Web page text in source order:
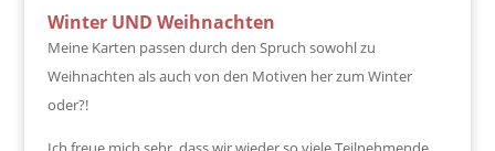
Winter UND Weihnachten
Meine Karten passen durch den Spruch sowohl zu
Weihnachten als auch von den Motiven her zum Winter
oder?!